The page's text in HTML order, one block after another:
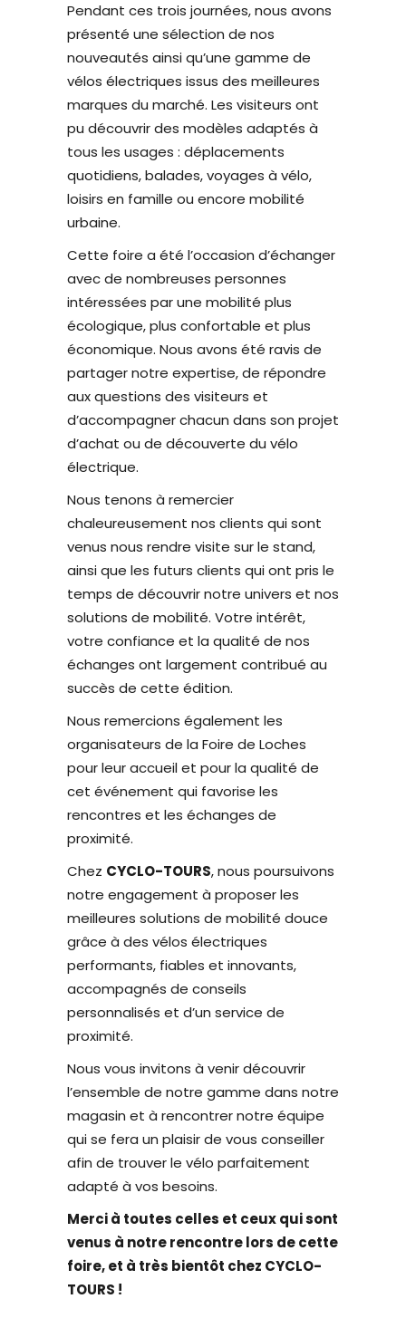
Pendant ces trois journées, nous avons
présenté une sélection de nos
nouveautés ainsi qu’une gamme de
vélos électriques issus des meilleures
marques du marché. Les visiteurs ont
pu découvrir des modèles adaptés à
tous les usages : déplacements
quotidiens, balades, voyages à vélo,
loisirs en famille ou encore mobilité
urbaine.
Cette foire a été l’occasion d’échanger
avec de nombreuses personnes
intéressées par une mobilité plus
écologique, plus confortable et plus
économique. Nous avons été ravis de
partager notre expertise, de répondre
aux questions des visiteurs et
d’accompagner chacun dans son projet
d’achat ou de découverte du vélo
électrique.
Nous tenons à remercier
chaleureusement nos clients qui sont
venus nous rendre visite sur le stand,
ainsi que les futurs clients qui ont pris le
temps de découvrir notre univers et nos
solutions de mobilité. Votre intérêt,
votre confiance et la qualité de nos
échanges ont largement contribué au
succès de cette édition.
Nous remercions également les
organisateurs de la Foire de Loches
pour leur accueil et pour la qualité de
cet événement qui favorise les
rencontres et les échanges de
proximité.
Chez CYCLO-TOURS, nous poursuivons
notre engagement à proposer les
meilleures solutions de mobilité douce
grâce à des vélos électriques
performants, fiables et innovants,
accompagnés de conseils
personnalisés et d’un service de
proximité.
Nous vous invitons à venir découvrir
l’ensemble de notre gamme dans notre
magasin et à rencontrer notre équipe
qui se fera un plaisir de vous conseiller
afin de trouver le vélo parfaitement
adapté à vos besoins.
Merci à toutes celles et ceux qui sont
venus à notre rencontre lors de cette
foire, et à très bientôt chez CYCLO-
TOURS !